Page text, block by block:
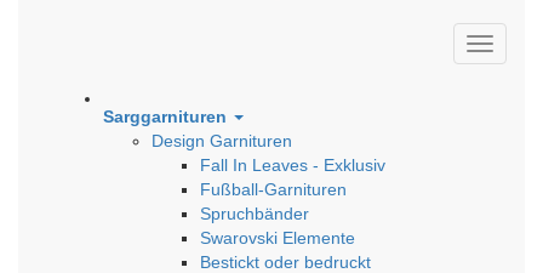
Sarggarnituren
Design Garnituren
Fall In Leaves - Exklusiv
Fußball-Garnituren
Spruchbänder
Swarovski Elemente
Bestickt oder bedruckt